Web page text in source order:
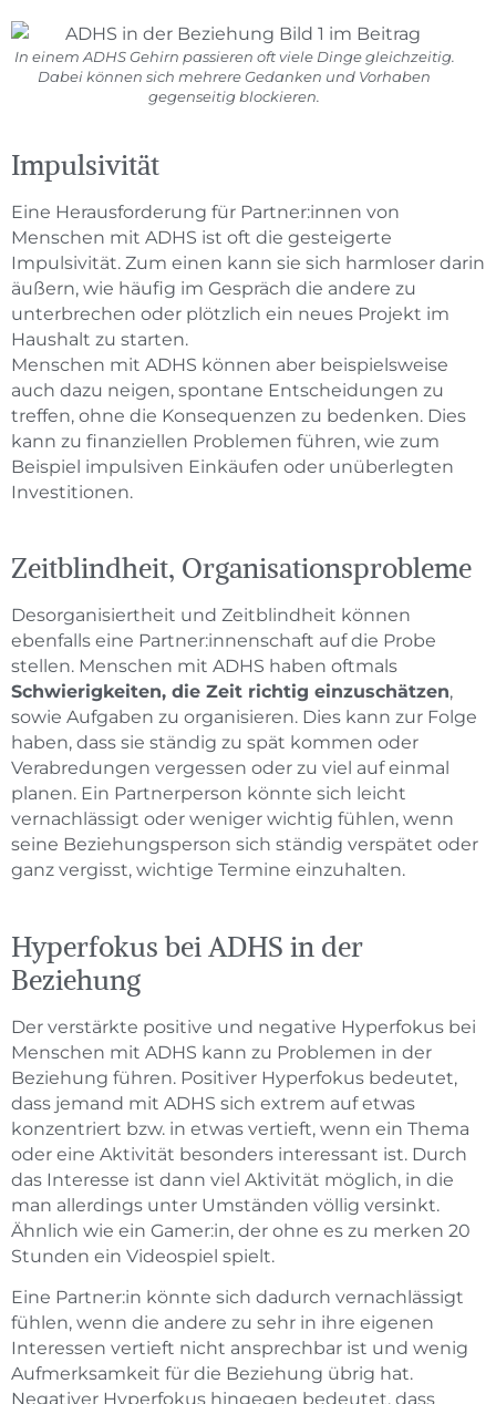
In einem ADHS Gehirn passieren oft viele Dinge gleichzeitig.
Dabei können sich mehrere Gedanken und Vorhaben
gegenseitig blockieren.
Impulsivität
Eine Herausforderung für Partner:innen von
Menschen mit ADHS ist oft die gesteigerte
Impulsivität. Zum einen kann sie sich harmloser darin
äußern, wie häufig im Gespräch die andere zu
unterbrechen oder plötzlich ein neues Projekt im
Haushalt zu starten.
Menschen mit ADHS können aber beispielsweise
auch dazu neigen, spontane Entscheidungen zu
treffen, ohne die Konsequenzen zu bedenken. Dies
kann zu finanziellen Problemen führen, wie zum
Beispiel impulsiven Einkäufen oder unüberlegten
Investitionen.
Zeitblindheit, Organisationsprobleme
Desorganisiertheit und Zeitblindheit können
ebenfalls eine Partner:innenschaft auf die Probe
stellen. Menschen mit ADHS haben oftmals
Schwierigkeiten, die Zeit richtig einzuschätzen,
sowie Aufgaben zu organisieren. Dies kann zur Folge
haben, dass sie ständig zu spät kommen oder
Verabredungen vergessen oder zu viel auf einmal
planen. Ein Partnerperson könnte sich leicht
vernachlässigt oder weniger wichtig fühlen, wenn
seine Beziehungsperson sich ständig verspätet oder
ganz vergisst, wichtige Termine einzuhalten.
Hyperfokus bei ADHS in der
Beziehung
Der verstärkte positive und negative Hyperfokus bei
Menschen mit ADHS kann zu Problemen in der
Beziehung führen. Positiver Hyperfokus bedeutet,
dass jemand mit ADHS sich extrem auf etwas
konzentriert bzw. in etwas vertieft, wenn ein Thema
oder eine Aktivität besonders interessant ist. Durch
das Interesse ist dann viel Aktivität möglich, in die
man allerdings unter Umständen völlig versinkt.
Ähnlich wie ein Gamer:in, der ohne es zu merken 20
Stunden ein Videospiel spielt.
Eine Partner:in könnte sich dadurch vernachlässigt
fühlen, wenn die andere zu sehr in ihre eigenen
Interessen vertieft nicht ansprechbar ist und wenig
Aufmerksamkeit für die Beziehung übrig hat.
Negativer Hyperfokus hingegen bedeutet, dass